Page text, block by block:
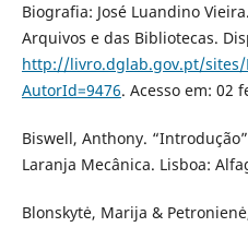
Biografia: José Luandino
Arquivos e das Bibliotecas.
http://livro.dglab.gov.pt/sites/
AutorId=9476. Acesso em: 02
Biswell, Anthony.
Laranja Mecânica. Lisboa:
Blonskytė, Marija &